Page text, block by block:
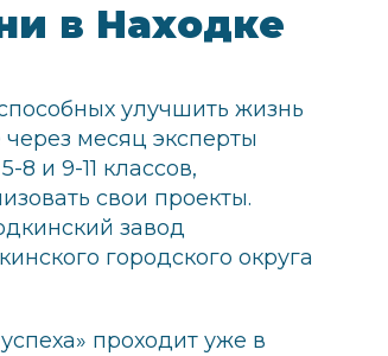
в Находке
улучшить жизнь
месяц эксперты
8 и 9-11 классов,
свои проекты.
завод
городского округа
проходит уже в